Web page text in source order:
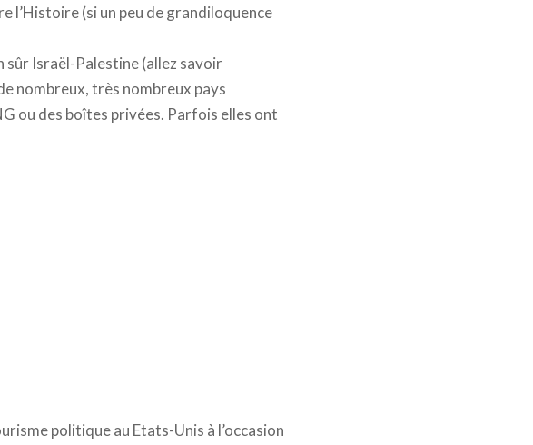
l’Histoire (si un peu de grandiloquence
Israël-Palestine (allez savoir
nombreux, très nombreux pays
ou des boîtes privées. Parfois elles ont
politique au Etats-Unis à l’occasion